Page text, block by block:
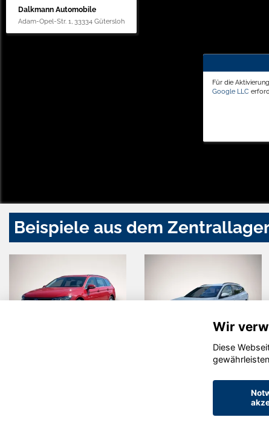
Dalkmann Automobile
Adam-Opel-Str. 1, 33334 Gütersloh
Für die
Google LLC
Beispiele aus dem
Ford Focus
Wir
Diese